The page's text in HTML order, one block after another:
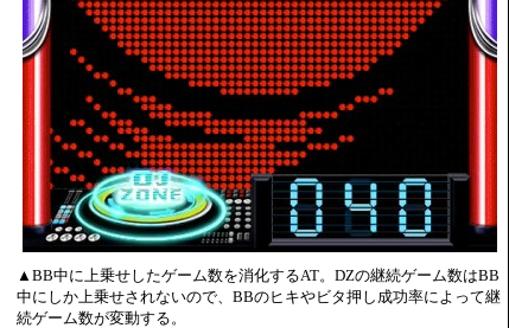
▲BB中に上乗せしたゲーム数を消化するAT。DZの継続ゲーム数はBB
中にしか上乗せされないので、BBのヒキやビタ押し成功率によって継
続ゲーム数が変動する。